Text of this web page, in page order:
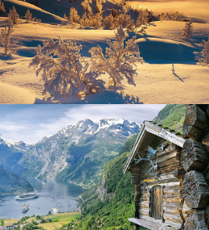
Norway - Winter gold
Norway - Geiranger